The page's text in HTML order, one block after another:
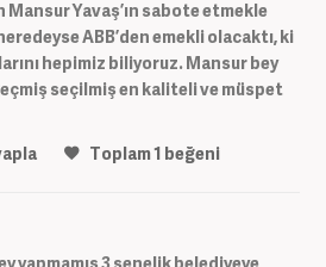
Yavaş’ın sabote etmekle
ABB’den emekli olacaktı, ki
hepimiz biliyoruz. Mansur bey
seçilmiş en kaliteli ve müspet
Toplam1 beğeni